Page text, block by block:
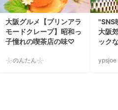
大阪グルメ【プリンアラ
モードクレープ】昭和っ
子憧れの喫茶店の味♡
𓇼のんたん𓇼
"SNS
大阪
ック
ypsjoe